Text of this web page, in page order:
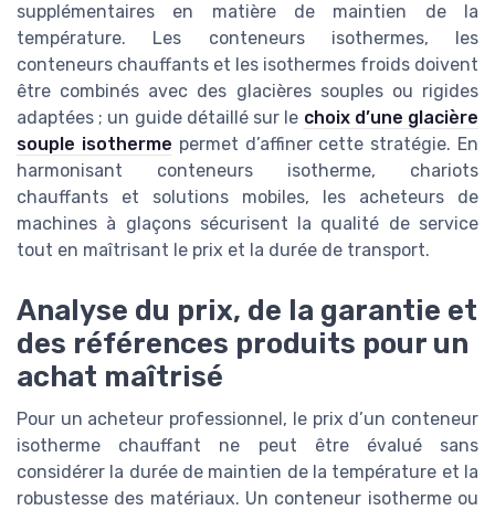
supplémentaires en matière de maintien de la
température. Les conteneurs isothermes, les
conteneurs chauffants et les isothermes froids doivent
être combinés avec des glacières souples ou rigides
adaptées ; un guide détaillé sur le choix d’une glacière
souple isotherme permet d’affiner cette stratégie. En
harmonisant conteneurs isotherme, chariots
chauffants et solutions mobiles, les acheteurs de
machines à glaçons sécurisent la qualité de service
tout en maîtrisant le prix et la durée de transport.
Analyse du prix, de la garantie et
des références produits pour un
achat maîtrisé
Pour un acheteur professionnel, le prix d’un conteneur
isotherme chauffant ne peut être évalué sans
considérer la durée de maintien de la température et la
robustesse des matériaux. Un conteneur isotherme ou